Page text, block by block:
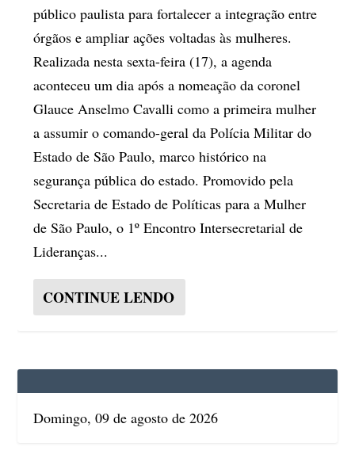
público paulista para fortalecer a integração entre
órgãos e ampliar ações voltadas às mulheres.
Realizada nesta sexta-feira (17), a agenda
aconteceu um dia após a nomeação da coronel
Glauce Anselmo Cavalli como a primeira mulher
a assumir o comando-geral da Polícia Militar do
Estado de São Paulo, marco histórico na
segurança pública do estado. Promovido pela
Secretaria de Estado de Políticas para a Mulher
de São Paulo, o 1º Encontro Intersecretarial de
Lideranças...
CONTINUE LENDO
Domingo, 09 de agosto de 2026